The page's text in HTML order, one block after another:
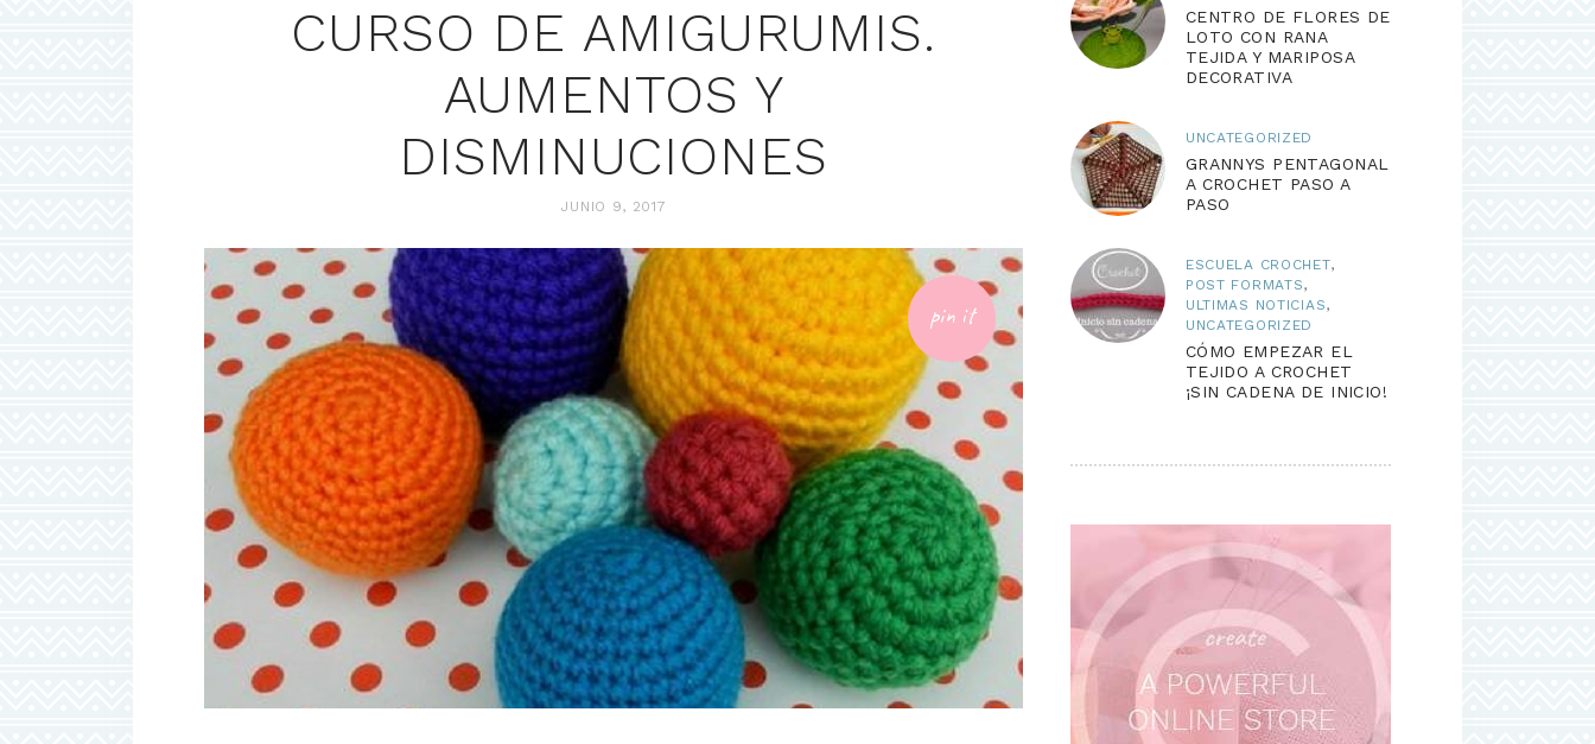
CURSO DE AMIGURUMIS.
AUMENTOS Y
DISMINUCIONES
JUNIO 9, 2017
pin it
CENTRO DE FLORES DE
LOTO CON RANA
TEJIDA Y MARIPOSA
DECORATIVA
UNCATEGORIZED
GRANNYS PENTAGONAL
A CROCHET PASO A
PASO
ESCUELA CROCHET,
POST FORMATS,
ULTIMAS NOTICIAS,
UNCATEGORIZED
CÓMO EMPEZAR EL
TEJIDO A CROCHET
¡SIN CADENA DE INICIO!